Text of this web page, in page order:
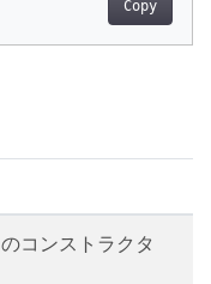
Copy
コンストラクタ